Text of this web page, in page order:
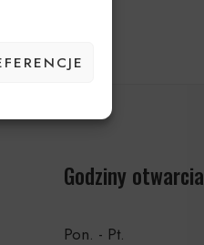
Godziny otwarcia
Pon. - Pt.